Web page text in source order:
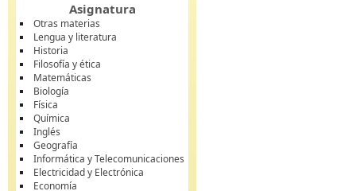
Asignatura
Otras materias
Lengua y literatura
Historia
Filosofía y ética
Matemáticas
Biología
Física
Química
Inglés
Geografía
Informática y Telecomunicaciones
Electricidad y Electrónica
Economía